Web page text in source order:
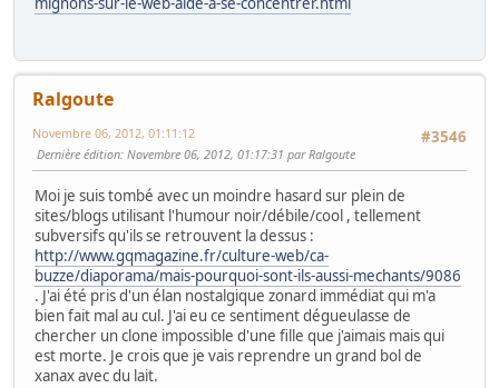
Ralgoute
#3546
Novembre 06, 2012, 01:11:12
Dernière édition: Novembre 06, 2012, 01:17:31 par Ralgoute
Moi je suis tombé avec un moindre hasard sur plein de
sites/blogs utilisant l'humour noir/débile/cool , tellement
subversifs qu'ils se retrouvent la dessus :
http://www.gqmagazine.fr/culture-web/ca-
buzze/diaporama/mais-pourquoi-sont-ils-aussi-mechants/9086
. J'ai été pris d'un élan nostalgique zonard immédiat qui m'a
bien fait mal au cul. J'ai eu ce sentiment dégueulasse de
chercher un clone impossible d'une fille que j'aimais mais qui
est morte. Je crois que je vais reprendre un grand bol de
xanax avec du lait.